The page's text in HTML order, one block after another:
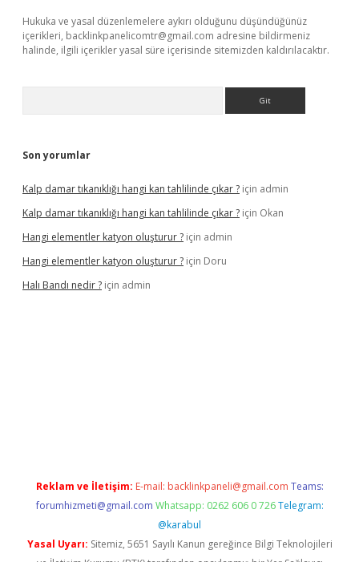
Hukuka ve yasal düzenlemelere aykırı olduğunu düşündüğünüz
içerikleri, backlinkpanelicomtr@gmail.com adresine bildirmeniz
halinde, ilgili içerikler yasal süre içerisinde sitemizden kaldırılacaktır.
Son yorumlar
Kalp damar tıkanıklığı hangi kan tahlilinde çıkar ? için admin
Kalp damar tıkanıklığı hangi kan tahlilinde çıkar ? için Okan
Hangi elementler katyon oluşturur ? için admin
Hangi elementler katyon oluşturur ? için Doru
Halı Bandı nedir ? için admin
Reklam ve İletişim: E-mail: backlinkpaneli@gmail.com Teams:
forumhizmeti@gmail.com Whatsapp: 0262 606 0 726 Telegram:
@karabul
Yasal Uyarı: Sitemiz, 5651 Sayılı Kanun gereğince Bilgi Teknolojileri